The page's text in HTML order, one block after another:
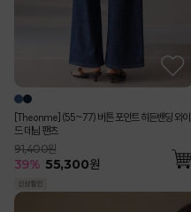
[Theonme] (55~77) 버튼 포인트 히든밴딩 와이
드 데님 팬츠
91,400원
39% 55,300원